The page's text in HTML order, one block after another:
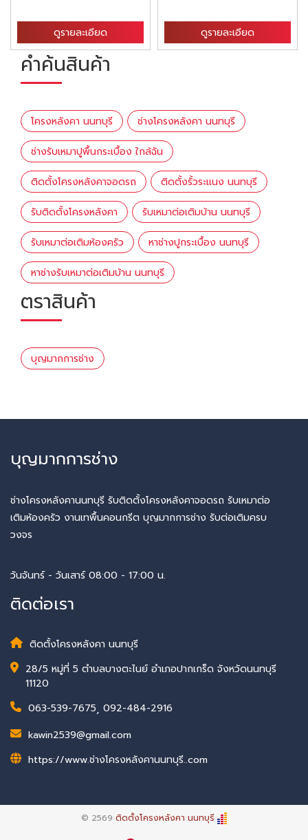
ดูรายละเอียด ดูรายละเอียด
คำค้นสินค้า
โครงหลังคา นนทบุรี ช่างโครงหลังคา นนทบุรี
ช่างรับเหมาปูพื้นกระเบื้อง ใกล้ฉัน
ติดตั้งโครงหลังคาจอดรถ ติดตั้งรั้วระแนง นนทบุรี
รับติดตั้งโครงหลังคา รับเหมาต่อเติมบ้าน นนทบุรี
รับเหมาต่อเติมห้องครัว หาช่างปูกระเบื้อง นนทบุรี
หาช่างรับเหมาต่อเติมบ้าน นนทบุรี
ตราสินค้า
บุญมากการช่าง
บุญมากการช่าง
ช่างโครงหลังคานนทบุรี รับติดตั้งโครงหลังคาจอดรถ รับเหมาต่อ
เติมห้องครัว งานเทพื้นคอนกรีต บุญมากการช่าง รับต่อเติมครบ
วงจร
วันจันทร์ - วันเสาร์ 08:00 - 17:00 น.
ติดต่อเรา
ติดตั้งโครงหลังคา นนทบุรี
28/5 หมู่ที่ 5 ตำบลบางตะไนย์ อำเภอปากเกร็ด จังหวัดนนทบุรี
11120
063-539-7675, 092-484-2916
kawin2539@gmail.com
https://www.ช่างโครงหลังคานนทบุรี..com
© 2569 ติดตั้งโครงหลังคา นนทบุรี